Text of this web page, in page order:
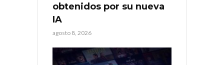
obtenidos por su nueva
IA
agosto 8, 2026